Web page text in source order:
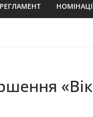
РЕГЛАМЕНТ